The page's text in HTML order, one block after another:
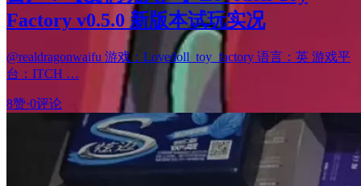
Factory v0.5.0 新版本试玩实况
@realdragonwaifu 游戏：Lovedoll_toy_factory 语言：英 游戏平
台：ITCH …
8赞·0评论